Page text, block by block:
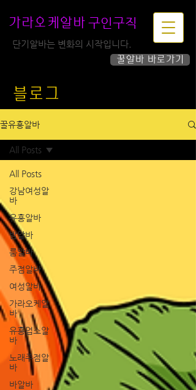
가라오케알바 구인구직
꿀알바 바로가기
단기알바는 변화의 시작입니다.
블로그
꿀유흥알바
All Posts
강남여성알
바
유흥알바
밤알바
룸알바
주점알바
여성알바
가라오케알
바
유흥업소알
바
노래주점알
바
바알바
All Posts